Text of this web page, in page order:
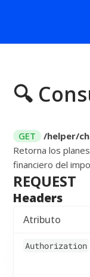
🔍
GET
/helper/
Retorna los
financiero del
REQUEST
Headers
Atributo
Authorization